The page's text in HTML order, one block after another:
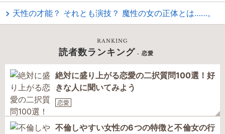
天性の才能？ それとも演技？ 魔性の女の正体とは……。
RANKING
読者数ランキング - 恋愛
絶対に盛り上がる恋愛の二択質問100選！好
きな人に聞いてみよう
恋愛
不倫しやすい女性の6つの特徴と不倫女の行